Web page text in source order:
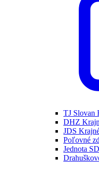
TJ Slovan
DHZ
JDS
Poľovné
Jednota